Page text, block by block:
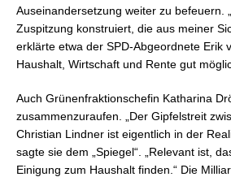
Auseinandersetzung weiter zu befeuern.
Zuspitzung konstruiert, die aus meiner
erklärte etwa der SPD-Abgeordnete Erik
Haushalt, Wirtschaft und Rente gut
Auch Grünenfraktionschefin Katharina
zusammenzuraufen. „Der Gipfelstreit
Christian Lindner ist eigentlich in der
sagte sie dem „Spiegel“. „Relevant ist,
Einigung zum Haushalt finden.“ Die